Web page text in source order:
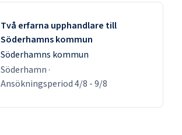
Två erfarna upphandlare till
Söderhamns kommun
Söderhamns kommun
Söderhamn ·
Ansökningsperiod4/8 -9/8